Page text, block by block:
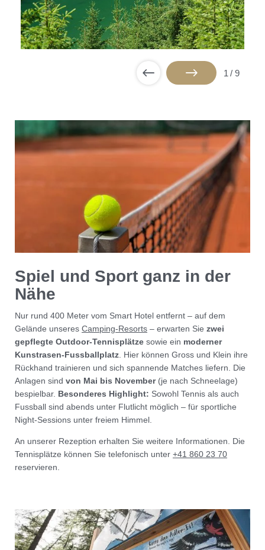
1 / 9
Spiel und Sport ganz in der
Nähe
Nur rund 400 Meter vom Smart Hotel entfernt – auf dem
Gelände unseres Camping-Resorts – erwarten Sie zwei
gepflegte Outdoor-Tennisplätze sowie ein moderner
Kunstrasen-Fussballplatz . Hier können Gross und Klein ihre
Rückhand trainieren und sich spannende Matches liefern. Die
Anlagen sind von Mai bis November(je nach Schneelage)
bespielbar. Besonderes Highlight: Sowohl Tennis als auch
Fussball sind abends unter Flutlicht möglich – für sportliche
Night-Sessions unter freiem Himmel.
An unserer Rezeption erhalten Sie weitere Informationen. Die
Tennisplätze können Sie telefonisch unter +41 860 23 70
reservieren.